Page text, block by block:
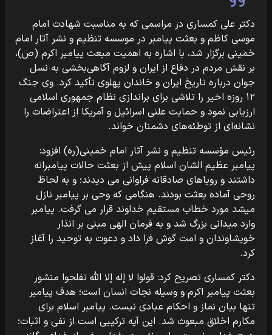
دکتر علی کمساری در مراسمی که به مناسبت شهادت امام
موسی کاظم و بعثت پیامبر در موسسه تنظیم و نشر آثار امام
خمینی برگزار شد، با اشاره به اهمیت مبعث پیامبر اکرم (ص)،
بر نقش مردم در دفاع از ایران و لزوم آگاهی‌بخشی به نسل
جوان درباره تاریخ ایران و خاندان پهلوی تأکید کرد. وی جنگ
۱۲ روزه اخیر را تلاشی برای براندازی نظام جمهوری اسلامی
ارزیابی نمود و حمایت علنی اسرائیل و آمریکا از اعتراضات را
نشانه‌ای از توطئه‌های دشمنان خواند.
رئیس مؤسسه تنظیم و نشر آثار امام خمینی(ره) افزود:
پیامبر عظیم الشان اسلام پیش از بعثت حالات پیامبرانه
داشتند و رویاهای صادقانه فراوانی می دیدند؛ و به لحاظ
روحی آماده بعثت بودند. هنگامی که وحی بر پیامبر نازل
میشد مورد خطاب مستقیم خداوند قرار می گرفت. پیامبر
وارد میدانی بزرگ شد و به فرمان الهی مبنی بر انذار
خویشاوندان و امت گوش فرا داد و دعوت به توحید را آغاز
کرد.
دکتر کمساری تصریح کرد: قولوا لا إله إلا الله تفلحوا منشور
بعثت پیامبر اکرم و وسیله نجات انسان است؛ هدف پیامبر
تنها بیان نماز و احکام عبادی نیست. پیامبر اسلام برای
مکارم اخلاق مبعوث شد. این آیه ترکیبی است از نفی و اثبات؛